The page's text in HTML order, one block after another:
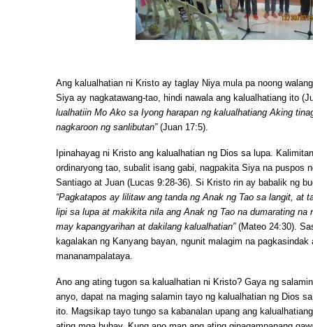
Ang kalualhatian ni Kristo ay taglay Niya mula pa noong
Siya ay nagkatawang-tao, hindi nawala ang kalualhatiang ito
lualhatiin Mo Ako sa Iyong harapan ng kalualhatiang Aking
nagkaroon ng sanlibutan”(Juan 17:5).
Ipinahayag ni Kristo ang kalualhatian ng Dios sa lupa.
ordinaryong tao, subalit isang gabi, nagpakita Siya na puspos
Santiago at Juan (Lucas 9:28-36). Si Kristo rin ay babalik ng
“Pagkatapos ay lilitaw ang tanda ng Anak ng Tao sa langit, at
lipi sa lupa at makikita nila ang Anak ng Tao na dumarating na
may kapangyarihan at dakilang kalualhatian” (Mateo 24:30).
kagalakan ng Kanyang bayan, ngunit malagim na
mananampalataya.
Ano ang ating tugon sa kalualhatian ni Kristo? Gaya ng
anyo, dapat na maging salamin tayo ng kalualhatian ng Dios
ito. Magsikap tayo tungo sa kabanalan upang ang